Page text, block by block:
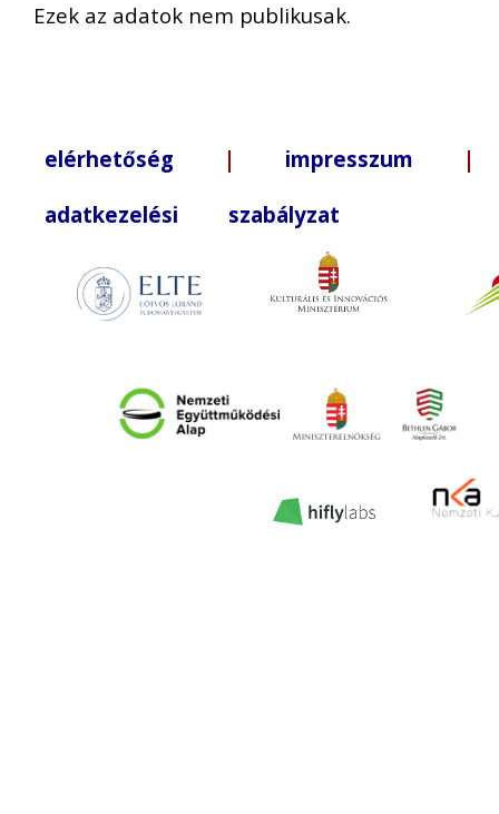
Ezek az adatok nem publikusak.
elérhetőség | impresszum |
adatkezelési szabályzat